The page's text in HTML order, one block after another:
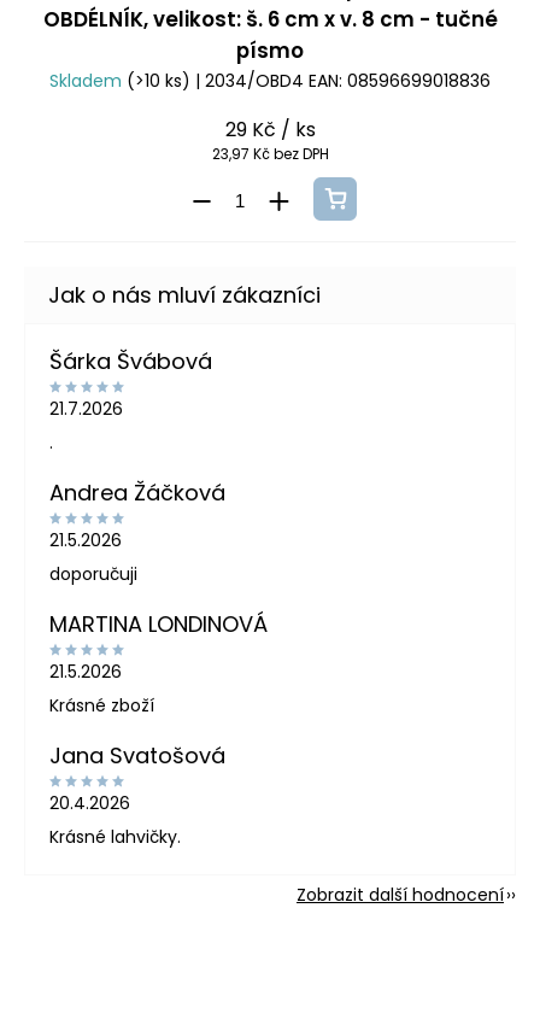
OBDÉLNÍK, velikost: š. 6 cm x v. 8 cm - tučné
písmo
Skladem (>10 ks) | 2034/OBD4 EAN: 08596699018836
29 Kč / ks
23,97 Kč bez DPH
Šárka Švábová
21.7.2026
.
Andrea Žáčková
21.5.2026
doporučuji
MARTINA LONDINOVÁ
21.5.2026
Krásné zboží
Jana Svatošová
20.4.2026
Krásné lahvičky.
Zobrazit další hodnocení